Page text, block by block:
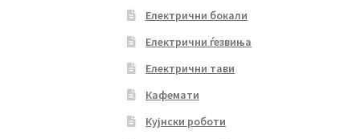
Електрични бокали
Електрични ѓезвиња
Електрични тави
Кафемати
Кујнски роботи